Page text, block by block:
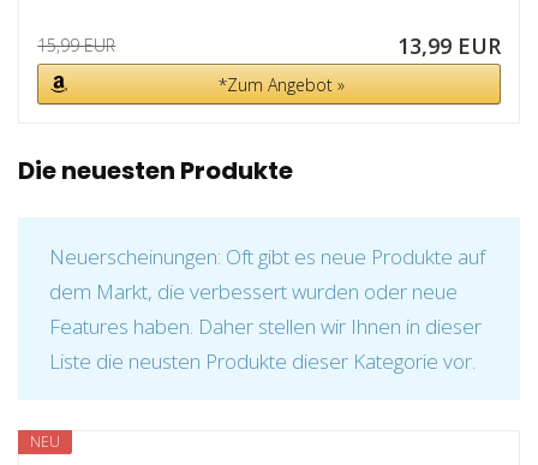
15,99 EUR 13,99 EUR
*Zum Angebot »
Die neuesten Produkte
Neuerscheinungen: Oft gibt es neue Produkte auf
dem Markt, die verbessert wurden oder neue
Features haben. Daher stellen wir Ihnen in dieser
Liste die neusten Produkte dieser Kategorie vor.
NEU